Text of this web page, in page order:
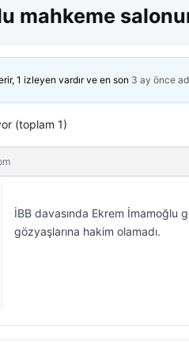
mahkeme
1 izleyen vardır ve en son 3 ay önce
(toplam 1)
İBB davasında Ekrem İmamoğlu
gözyaşlarına hakim olamadı.